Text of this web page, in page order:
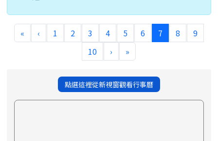
« ‹ 1 2 3 4 5 6 7 (current)
8
9
10
› »
點選這裡從新視窗觀看行事曆